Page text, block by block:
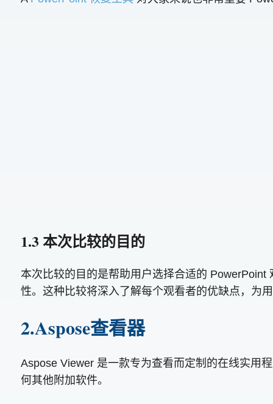
1.3 本次比较的目的
本次比较的目的是帮助用户选择合适的
性。这种比较将深入了解每个观看者的优缺点，为
2.Aspose查看器
Aspose Viewer 是一款专为查看而定制的在线实用
何其他附加软件。